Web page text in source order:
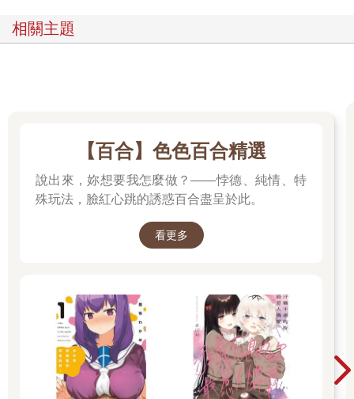
相關主題
【百合】色色百合精選
說出來，妳想要我怎麼做？——悖德、純情、特
殊玩法，臉紅心跳的誘惑百合盡呈於此。
看更多